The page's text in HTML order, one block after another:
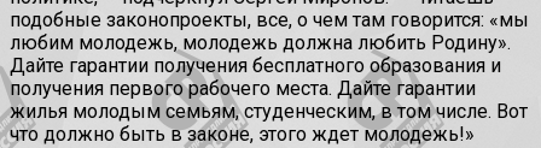
подобные законопроекты, все, о чем там говорится: «мы
любим молодежь, молодежь должна любить Родину».
Дайте гарантии получения бесплатного образования и
получения первого рабочего места. Дайте гарантии
жилья молодым семьям, студенческим, в том числе. Вот
что должно быть в законе, этого ждет молодежь!»